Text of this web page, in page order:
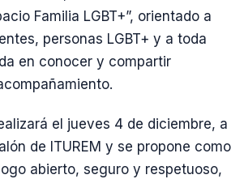
Familia LGBT+”, orientado a
personas LGBT+ y a toda
en conocer y compartir
el jueves 4 de diciembre, a
de ITUREM y se propone como
abierto, seguro y respetuoso,